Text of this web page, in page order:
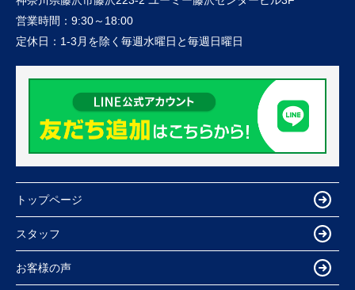
営業時間： 9:30～18:00
定休日： 1-3月を除く毎週水曜日と毎週日曜日
トップページ
スタッフ
お客様の声